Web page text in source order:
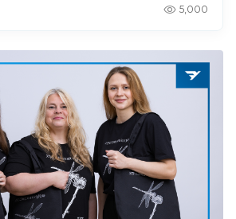
5,000